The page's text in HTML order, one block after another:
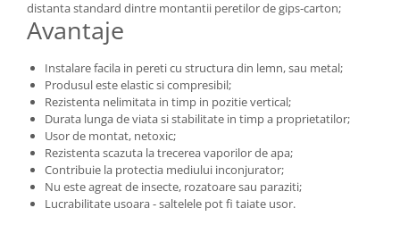
distanta standard dintre montantii peretilor de gips-carton;
Avantaje
Instalare facila in pereti cu structura din lemn, sau metal;
Produsul este elastic si compresibil;
Rezistenta nelimitata in timp in pozitie vertical;
Durata lunga de viata si stabilitate in timp a proprietatilor;
Usor de montat, netoxic;
Rezistenta scazuta la trecerea vaporilor de apa;
Contribuie la protectia mediului inconjurator;
Nu este agreat de insecte, rozatoare sau paraziti;
Lucrabilitate usoara - saltelele pot fi taiate usor.